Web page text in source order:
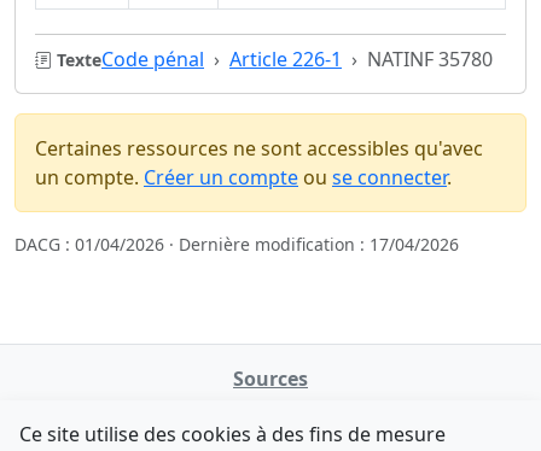
TexteCode pénal Article 226-1 NATINF 35780
Certaines ressources ne sont accessibles qu'avec
un compte. Créer un compte ou se connecter.
DACG : 01/04/2026 · Dernière modification : 17/04/2026
Sources
data.gouv.fr
Ce site utilise des cookies à des fins de mesure